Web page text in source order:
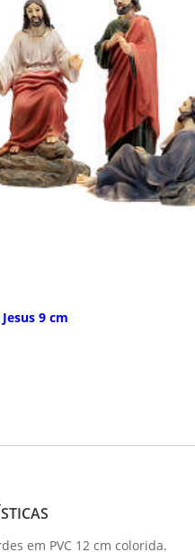
9 cm
em PVC 12 cm colorida.